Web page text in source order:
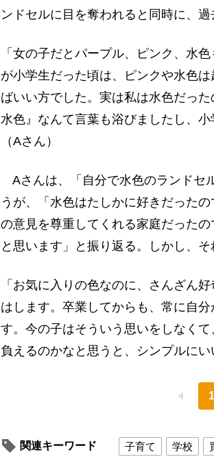
ンドセルに目を奪われると同時に、過
「女の子だとパープル、ピンク、水
が小学生だった頃は、ピンクや水色
ばいい方でした。実は私は水色だっ
水色』なんて言葉も浴びましたし、
（Aさん）
Aさんは、「自分で水色のランドセ
うが、「水色はたしかに好きだった
の意見を尊重してくれる家庭だった
と思います」と振り返る。しかし、
「お気に入りの色なのに、さんざん
はします。卒業してからも、常に自
す。今の子はそういう思いをしなく
負えるのかなと思うと、シンプルにい
1
関連キーワード 子育て 学校